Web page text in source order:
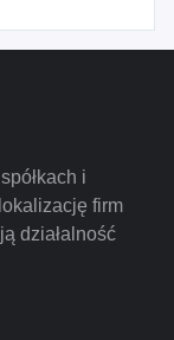
i
firm
działalność